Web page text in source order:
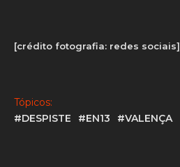
[crédito fotografia: redes sociais]
Tópicos:
#DESPISTE
#EN13 #VALENÇA